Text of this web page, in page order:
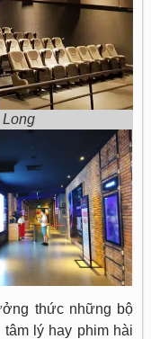
thức những bộ
lý hay phim hài